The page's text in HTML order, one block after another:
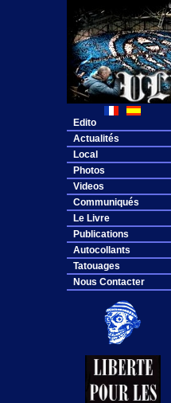
Edito
Actualités
Local
Photos
Videos
Communiqués
Le Livre
Publications
Autocollants
Tatouages
Nous Contacter